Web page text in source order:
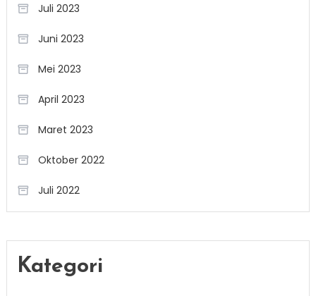
Juli 2023
Juni 2023
Mei 2023
April 2023
Maret 2023
Oktober 2022
Juli 2022
Kategori